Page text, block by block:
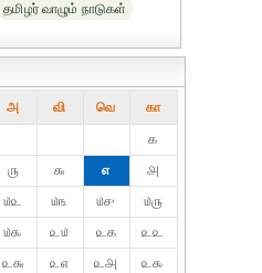
தமிழர் வாழும் நாடுகள்
அ வி வெ கா
௧
௫ ௬ ௭
௮
௰௨ ௰௩ ௰௪
௰௫
௰௯ ௨௰ ௨௧
௨௨
௨௬ ௨௭ ௨௮
௨௯